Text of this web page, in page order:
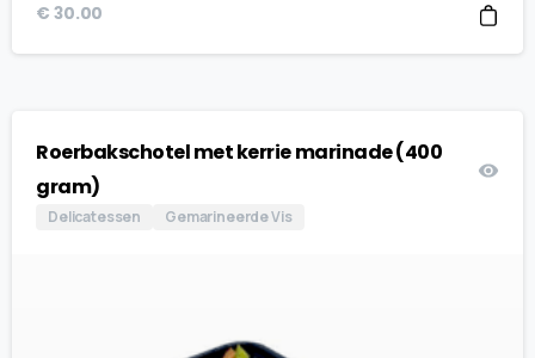
€ 30.00
Roerbakschotel met kerrie marinade (400
gram)
Delicatessen Gemarineerde Vis